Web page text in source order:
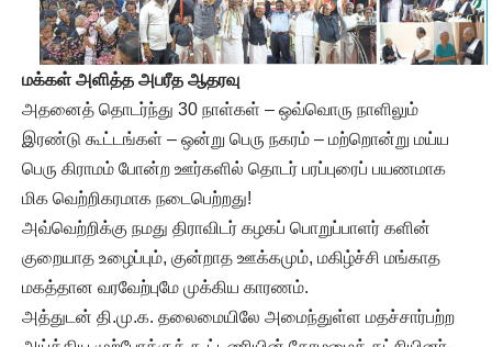
மக்கள் அளித்த அபரீத ஆதரவு
அதனைத் தொடர்ந்து 30 நாள்கள் – ஒவ்வொரு நாளிலும்
இரண்டு கூட்டங்கள் – ஒன்று பெரு நகரம் – மற்றொன்று மய்ய
பெரு கிராமம் போன்ற ஊர்களில் தொடர் பரப்புரைப் பயணமாக
மிக வெற்றிகரமாக நடைபெற்றது!
அவ்வெற்றிக்கு நமது திராவிடர் கழகப் பொறுப்பாளர் களின்
குறையாத உழைப்பும், குன்றாத ஊக்கமும், மகிழ்ச்சி மங்காத
மகத்தான வரவேற்புமே முக்கிய காரணம்.
அத்துடன் தி.மு.க. தலைமையிலே அமைந்துள்ள மதச்சார்பற்ற